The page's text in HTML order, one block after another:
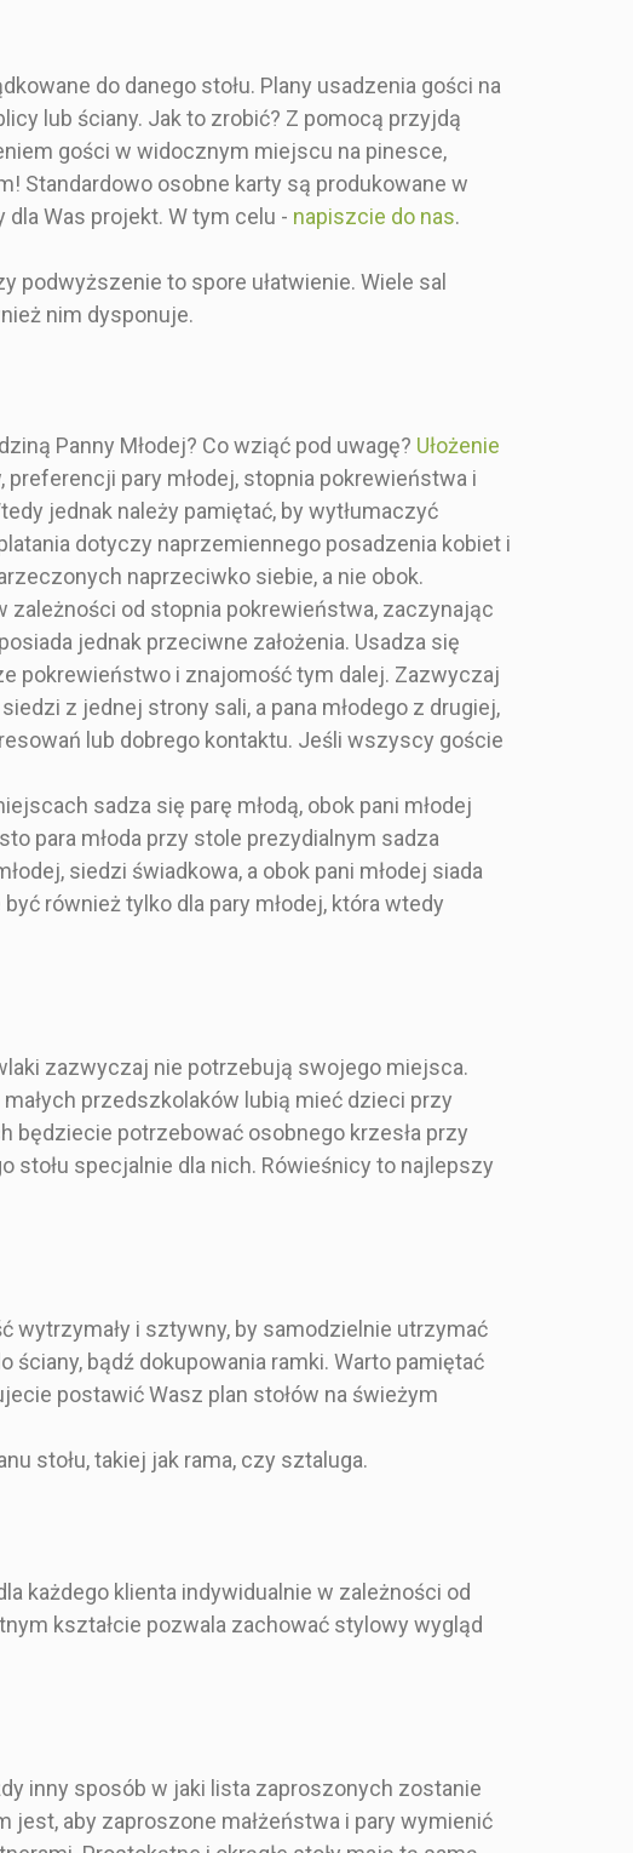
do danego stołu. Plany usadzenia gości na
lub ściany. Jak to zrobić? Z pomocą przyjdą
gości w widocznym miejscu na pinesce,
Standardowo osobne karty są produkowane w
Was projekt. W tym celu - napiszcie do nas.
podwyższenie to spore ułatwienie. Wiele sal
nim dysponuje.
Panny Młodej? Co wziąć pod uwagę? Ułożenie
pary młodej, stopnia pokrewieństwa i
jednak należy pamiętać, by wytłumaczyć
dotyczy naprzemiennego posadzenia kobiet i
naprzeciwko siebie, a nie obok.
od stopnia pokrewieństwa, zaczynając
jednak przeciwne założenia. Usadza się
pokrewieństwo i znajomość tym dalej. Zazwyczaj
z jednej strony sali, a pana młodego z drugiej,
lub dobrego kontaktu. Jeśli wszyscy goście
sadza się parę młodą, obok pani młodej
para młoda przy stole prezydialnym sadza
siedzi świadkowa, a obok pani młodej siada
również tylko dla pary młodej, która wtedy
zazwyczaj nie potrzebują swojego miejsca.
przedszkolaków lubią mieć dzieci przy
będziecie potrzebować osobnego krzesła przy
specjalnie dla nich. Rówieśnicy to najlepszy
wytrzymały i sztywny, by samodzielnie utrzymać
bądź dokupowania ramki. Warto pamiętać
postawić Wasz plan stołów na świeżym
stołu, takiej jak rama, czy sztaluga.
każdego klienta indywidualnie w zależności od
kształcie pozwala zachować stylowy wygląd
inny sposób w jaki lista zaproszonych zostanie
jest, aby zaproszone małżeństwa i pary wymienić
- Dowolna ilość gości
Granat, biel i złoto w
eleganckiej
odsłonie.Tablica z
rozmieszczeniem
stołów weselnych
granatowym, drukowana
pełnym zadrukiem na
sztywnym papierze o
wysyłacie dane, my
projektujemy! Wielkość
projektu uzależniona jest
od wybranej ilości gości,
ich rozmieszczeniu
względem stołów oraz od
wybranej grafiki. Jeśli
planujecie zaprosić około
200 gości i więcej,
polecamy zamówić dwie
mniejsze tablice. Listę
gości
przyporządkowanych do
do zamówienia podczas
kupna produktu.
Specyfikacja w opisie
produktu.
- Ilość gości dowolna
Malowane złoto, srebro
i granatw akwarelowych
odcieniach na
ciemnoniebieskiej tablicy
Stylowa, prostokątna
500g papierze. Pięknie
pasujące do pozostałych
malowanych motywów
uroczystości
Wy wysyłacie dane, my
projektujemy! Wielkość
projektu uzależniona jest
od wybranej ilości gości,
ich rozmieszczeniu
względem stołów oraz od
wybranej grafiki. Przy
liczbie około 200 gości i
więcej, polecamy
przyporządkowanych do
danego stołu prosimy
zamieszczać w uwagach
do zamówienia podczas
kupna produktu.
70x100 cm Niebieski
Tablicę z planem stołów
60x90 cm Pojedyncza karta